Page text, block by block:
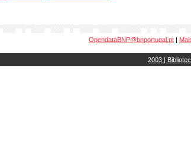
OpendataBNP@bnportugal.pt |
2003 |